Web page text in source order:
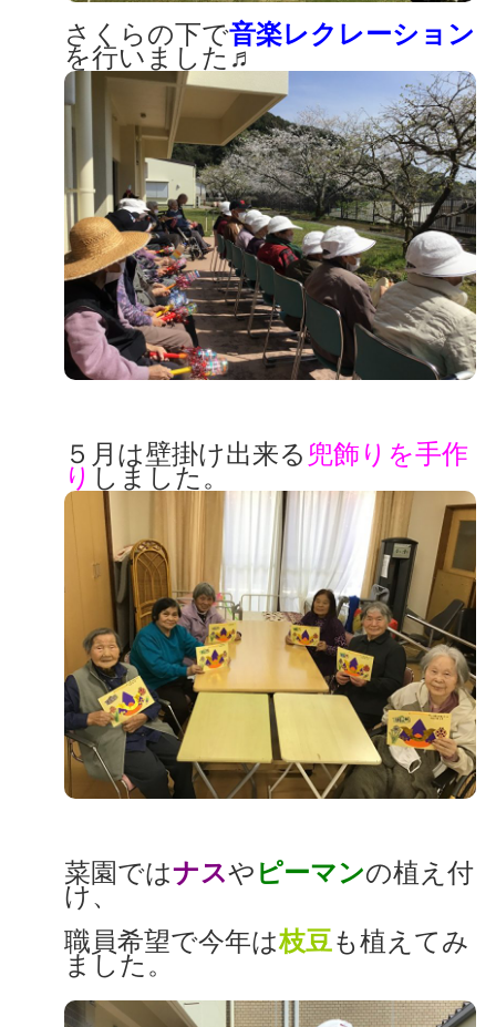
さくらの下で音楽レクレーション
を行いました♬
５月は壁掛け出来る 兜飾りを手作
り しました。
菜園ではナスや ピーマンの植え付
け、
職員希望で今年は枝豆も植えてみ
ました。